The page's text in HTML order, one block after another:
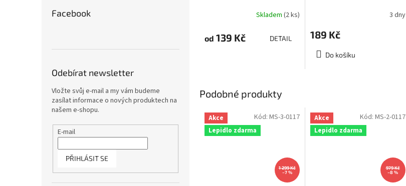
Facebook
Odebírat newsletter
Vložte svůj e-mail a my vám budeme
zasílat informace o nových produktech na
našem e-shopu.
E-mail
PŘIHLÁSIT SE
Skladem (2 ks)
od 139 Kč DETAIL
3 dny
189 Kč
Do košíku
Podobné produkty
Akce
Lepidlo zdarma
1 299 Kč
–7 %
Kód: MS-3-0117
Akce
Lepidlo zdarma
979 Kč
–8 %
Kód: MS-2-0117